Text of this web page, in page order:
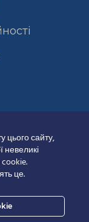
цього сайту,
невеликі
це.